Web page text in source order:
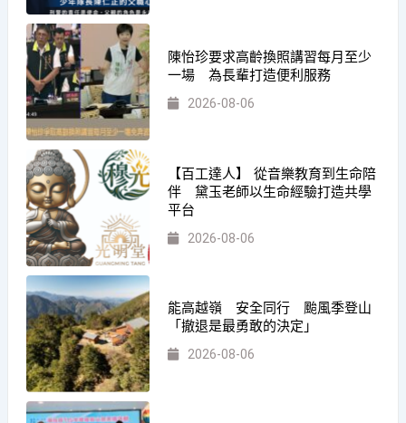
陳怡珍要求高齡換照講習每月至少
一場 為長輩打造便利服務
2026-08-06
【百工達人】 從音樂教育到生命陪
伴 黛玉老師以生命經驗打造共學
平台
2026-08-06
能高越嶺 安全同行 颱風季登山
「撤退是最勇敢的決定」
2026-08-06